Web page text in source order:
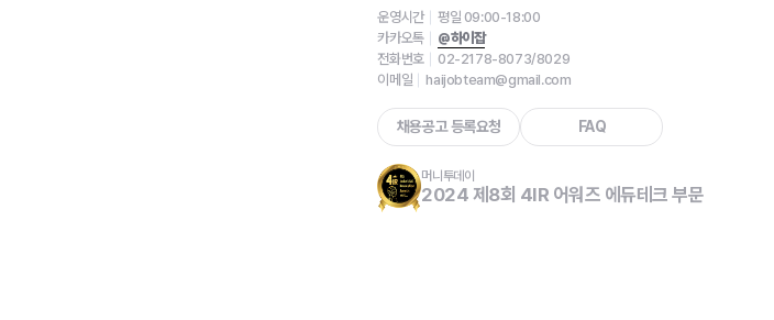
운영시간
평일 09:00-18:00
카카오톡
@하이잡
전화번호
02-2178-8073/8029
이메일
haijobteam@gmail.com
채용공고 등록요청 FAQ
머니투데이
2024 제8회 4IR 어워즈 에듀테크 부문